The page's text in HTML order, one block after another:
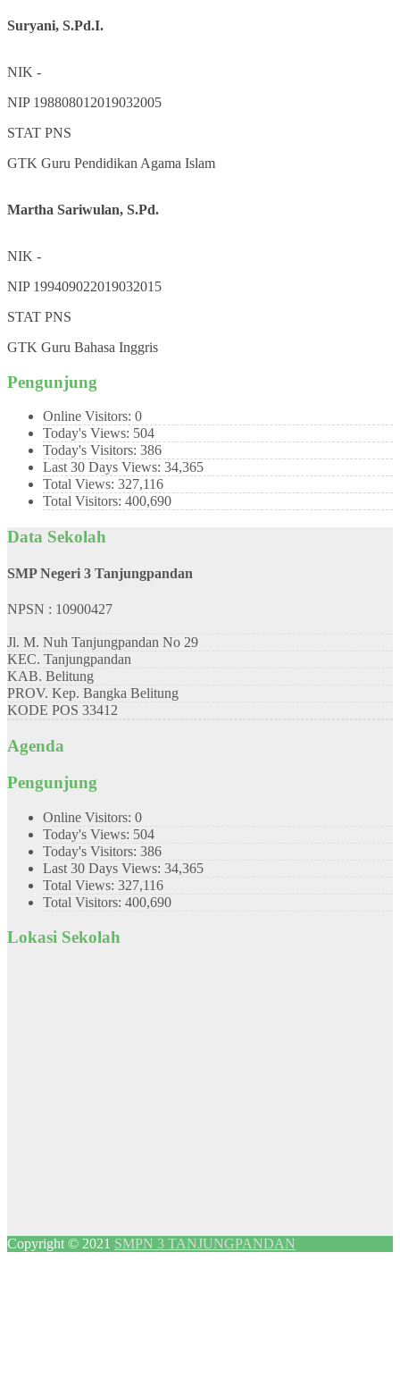
Suryani, S.Pd.I.
NIK -
NIP 198808012019032005
STAT PNS
GTK Guru Pendidikan Agama Islam
Martha Sariwulan, S.Pd.
NIK -
NIP 199409022019032015
STAT PNS
GTK Guru Bahasa Inggris
Pengunjung
Online Visitors: 0
Today's Views: 504
Today's Visitors: 386
Last 30 Days Views: 34,365
Total Views: 327,116
Total Visitors: 400,690
Data Sekolah
SMP Negeri 3 Tanjungpandan
NPSN : 10900427
Jl. M. Nuh Tanjungpandan No 29
KEC. Tanjungpandan
KAB. Belitung
PROV. Kep. Bangka Belitung
KODE POS 33412
Agenda
Pengunjung
Online Visitors: 0
Today's Views: 504
Today's Visitors: 386
Last 30 Days Views: 34,365
Total Views: 327,116
Total Visitors: 400,690
Lokasi Sekolah
Copyright © 2021 SMPN 3 TANJUNGPANDAN